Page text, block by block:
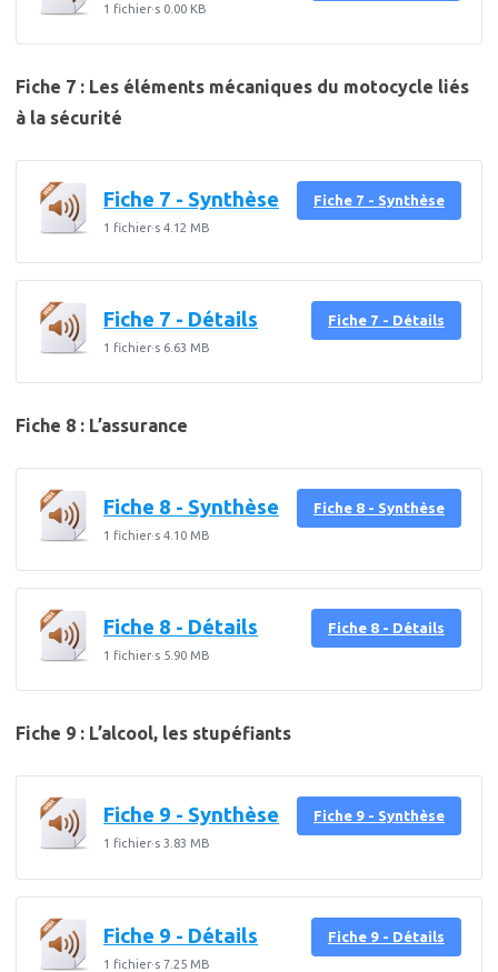
1 fichier·s 0.00 KB
Fiche 7 : Les éléments mécaniques du motocycle liés
à la sécurité
Fiche 7 - Synthèse
1 fichier·s4.12 MB
Fiche 7 - Synthèse
Fiche 7 - Détails
1 fichier·s 6.63 MB
Fiche 7 - Détails
Fiche 8 : L’assurance
Fiche 8 - Synthèse
1 fichier·s4.10 MB
Fiche 8 - Synthèse
Fiche 8 - Détails
1 fichier·s 5.90 MB
Fiche 8 - Détails
Fiche 9 : L’alcool, les stupéfiants
Fiche 9 - Synthèse
1 fichier·s3.83 MB
Fiche 9 - Synthèse
Fiche 9 - Détails
1 fichier·s7.25 MB
Fiche 9 - Détails